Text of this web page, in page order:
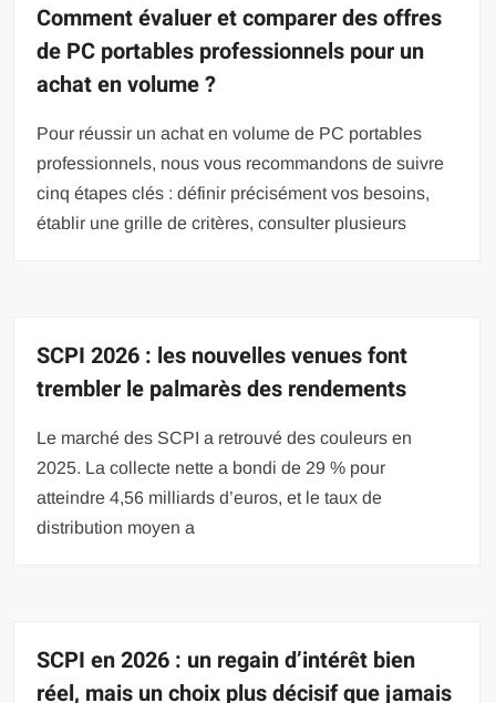
Comment évaluer et comparer des offres
de PC portables professionnels pour un
achat en volume ?
Pour réussir un achat en volume de PC portables
professionnels, nous vous recommandons de suivre
cinq étapes clés : définir précisément vos besoins,
établir une grille de critères, consulter plusieurs
SCPI 2026 : les nouvelles venues font
trembler le palmarès des rendements
Le marché des SCPI a retrouvé des couleurs en
2025. La collecte nette a bondi de 29 % pour
atteindre 4,56 milliards d’euros, et le taux de
distribution moyen a
SCPI en 2026 : un regain d’intérêt bien
réel, mais un choix plus décisif que jamais